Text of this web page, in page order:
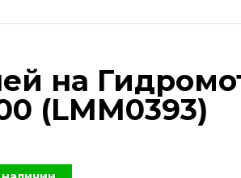
на
(LMM0393)